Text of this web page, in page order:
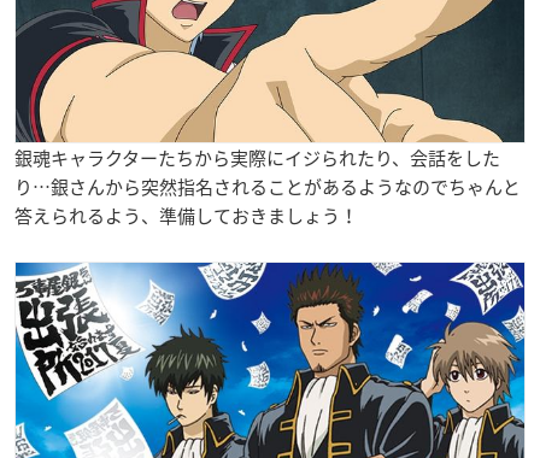
銀魂キャラクターたちから実際にイジられたり、会話をした
り…銀さんから突然指名されることがあるようなのでちゃんと
答えられるよう、準備しておきましょう！